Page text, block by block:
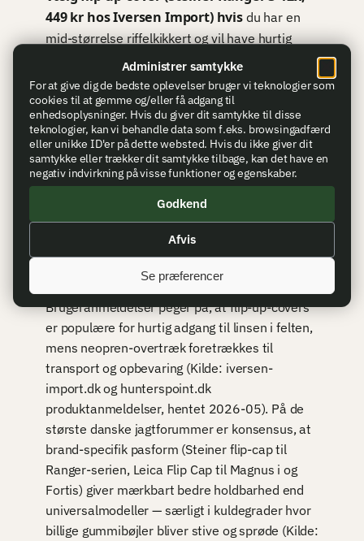
Administrer samtykke
For at give dig de bedste oplevelser bruger vi teknologier som
cookies til at gemme og/eller få adgang til
enhedsoplysninger. Hvis du giver dit samtykke til disse
teknologier, kan vi behandle data som f.eks. browsingadfærd
eller unikke ID'er på dette websted. Hvis du ikke giver dit
samtykke eller trækker dit samtykke tilbage, kan det have en
negativ indvirkning på visse funktioner og egenskaber.
Godkend
Afvis
Se præferencer
449 kr hos Iversen Import) hvisdu har en
mid-størrelse riffelkikkert og vil have hurtig
adgang til linsen i felten.
Vælg flip-up-cover til Ranger 1-4x (449 kr)
hvisdu har en lavzoom-kikkert til drivjagt eller
kort hold.
Vælg Leica Flip Cap for Magnus i og Fortis
(1.200 kr hos Hunters Point) hvis du har en
premium Leica-model og prioriterer brand-
specifik pasform frem for pris.
Hvad ejere af linsebeskyttere
siger
Brugeranmeldelser peger på, at flip-up-covers
er populære for hurtig adgang til linsen i felten,
mens neopren-overtræk foretrækkes til
transport og opbevaring (Kilde: iversen-
import.dk og hunterspoint.dk
produktanmeldelser, hentet 2026-05). På de
største danske jagtforummer er konsensus, at
brand-specifik pasform (Steiner flip-cap til
Ranger-serien, Leica Flip Cap til Magnus i og
Fortis) giver mærkbart bedre holdbarhed end
universalmodeller — særligt i kuldegrader hvor
billige gummibøjler bliver stive og sprøde (Kilde: